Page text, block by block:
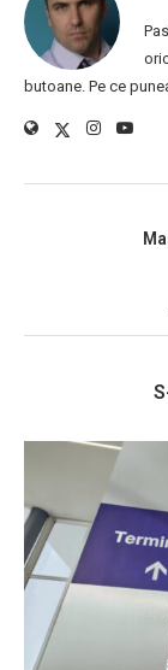
butoane. Pe ce